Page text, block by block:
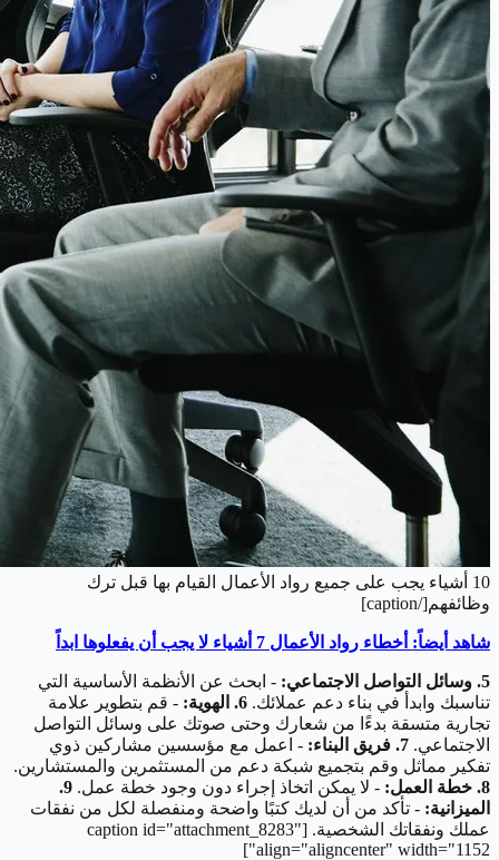
10 أشياء يجب على جميع رواد الأعمال القيام بها قبل ترك
وظائفهم[/caption]
شاهد أيضاً: أخطاء رواد الأعمال 7 أشياء لا يجب أن يفعلوها ابداً
5. وسائل التواصل الاجتماعي:
- ابحث عن الأنظمة الأساسية التي
تناسبك وابدأ في بناء دعم عملائك. 6. الهوية:
- قم بتطوير علامة
تجارية متسقة بدءًا من شعارك وحتى صوتك على وسائل التواصل
الاجتماعي. 7. فريق البناء:
- اعمل مع مؤسسين مشاركين ذوي
تفكير مماثل وقم بتجميع شبكة دعم من المستثمرين والمستشارين.
8. خطة العمل:
- لا يمكن اتخاذ إجراء دون وجود خطة عمل.
9.
الميزانية: - تأكد من أن لديك كتبًا واضحة ومنفصلة لكل من نفقات
عملك ونفقاتك الشخصية. [caption id="attachment_8283"
align="aligncenter" width="1152"]